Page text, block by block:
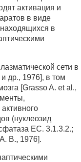
активация и
в виде
в
сети в
др., 1976], в том
[Grasso A. et al.,
(нуклеозид
ЕС. 3.1.3.2.;
В., 1976].